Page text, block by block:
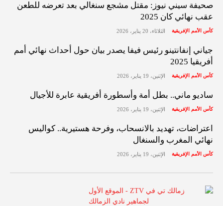
صحيفة سيني نيوز: مقتل مشجع سنغالي بعد تعرضه للطعن
عقب نهائي كان 2025
كأس الأمم الإفريقية الثلاثاء، 20 يناير، 2026
جياني إنفانتينو رئيس فيفا يصدر بيان حول أحداث نهائي أمم
أفريقيا 2025
كأس الأمم الإفريقية الإثنين، 19 يناير، 2026
ساديو ماني.. بطل أمة وأسطورة أفريقية عابرة للأجيال
كأس الأمم الإفريقية الإثنين، 19 يناير، 2026
اعتراضات، تهديد بالانسحاب، وفرحة هستيرية.. كواليس
نهائي المغرب والسنغال
كأس الأمم الإفريقية الإثنين، 19 يناير، 2026